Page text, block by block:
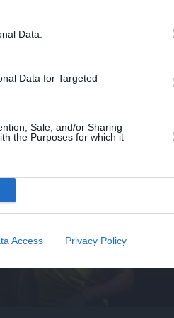
Data.
Data for Targeted
Sale, and/or Sharing
the Purposes for which it
Access Privacy Policy